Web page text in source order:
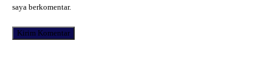
saya berkomentar.